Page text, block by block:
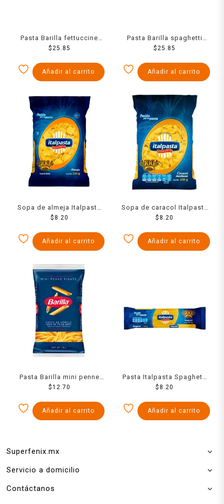
Pasta Barilla fettuccine
500 g
$25.85
Añadir al carrito
Pasta Barilla spaghetti
No.5 500 g
$25.85
Añadir al carrito
Sopa de almeja Italpasta
200 g
$ 8.20
Añadir al carrito
Sopa de caracol Italpasta
mediano 200 g
$ 8.20
Añadir al carrito
Pasta Barilla mini penne
rigate 200 g
$12.70
Añadir al carrito
Pasta Italpasta Spaghetti
200 Grs
$ 8.20
Añadir al carrito
Superfenix.mx
Servicio a domicilio
Contáctanos